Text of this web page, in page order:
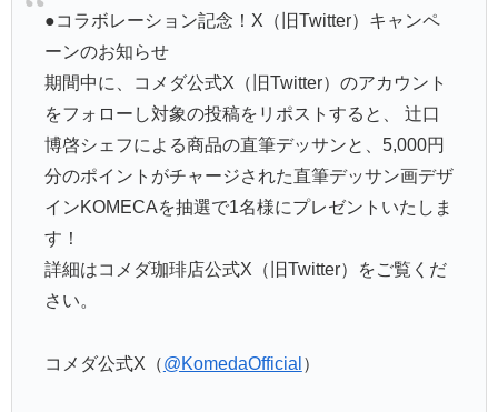
●コラボレーション記念！X（旧Twitter）キャンペ
ーンのお知らせ
期間中に、コメダ公式X（旧Twitter）のアカウント
をフォローし対象の投稿をリポストすると、 辻󠄀口
博啓シェフによる商品の直筆デッサンと、5,000円
分のポイントがチャージされた直筆デッサン画デザ
インKOMECAを抽選で1名様にプレゼントいたしま
す！
詳細はコメダ珈琲店公式X（旧Twitter）をご覧くだ
さい。
コメダ公式X（@KomedaOfficial ）